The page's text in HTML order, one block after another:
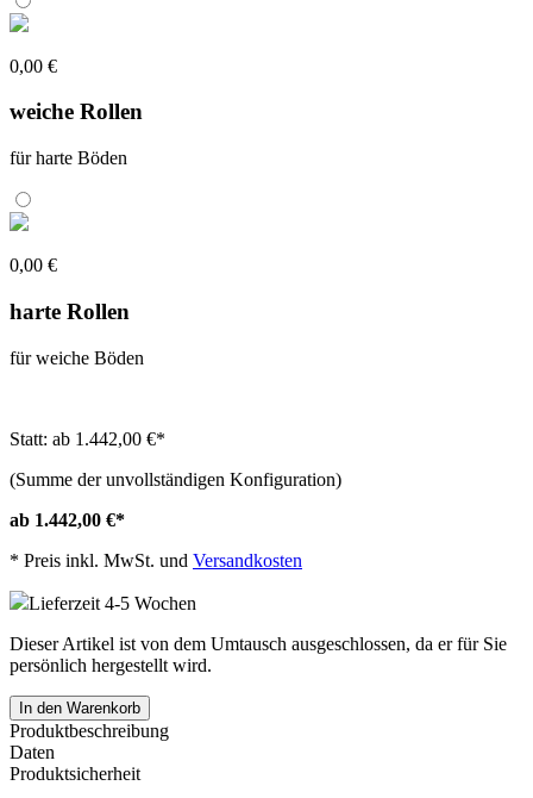
0,00 €
weiche Rollen
für harte Böden
0,00 €
harte Rollen
für weiche Böden
Statt: ab 1.442,00 €*
(Summe der unvollständigen Konfiguration)
ab 1.442,00 €*
* Preis inkl. MwSt. und Versandkosten
Lieferzeit 4-5 Wochen
Dieser Artikel ist von dem Umtausch ausgeschlossen, da er für Sie
persönlich hergestellt wird.
In den Warenkorb
Produktbeschreibung
Daten
Produktsicherheit